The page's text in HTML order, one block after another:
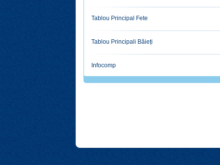
Tablou Principal Fete
Tablou Principali Băieți
Infocomp